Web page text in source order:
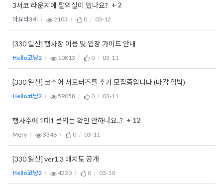
3서코 라운지에 탈의실이 있나요? + 2
마요라3세 2103 0 03-12
[330 일산] 행사장 이용 및 입장 가이드 안내
Hello코냥2 10813 0 03-11
[330 일산] 코스어 서포터즈를 추가 모집중입니다 (마감 임박)
Hello코냥2 59058 0 03-11
행사주에 1대1 문의는 확인 안하나요..? + 12
Mery 3348 0 03-11
[330 일산] ver1.3 배치도 공개
Hello코냥2 4220 0 03-10